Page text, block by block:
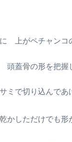
上がペチャンコ
頭蓋骨の形を把握
ミで切り込んであ
かしただけでも形